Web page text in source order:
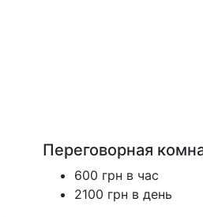
Переговорная
600 грн в час
2100 грн в день